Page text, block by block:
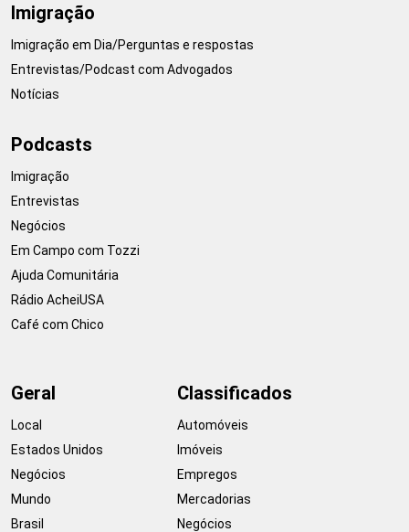
Imigração
Imigração em Dia/Perguntas e respostas
Entrevistas/Podcast com Advogados
Notícias
Podcasts
Imigração
Entrevistas
Negócios
Em Campo com Tozzi
Ajuda Comunitária
Rádio AcheiUSA
Café com Chico
Geral
Local
Estados Unidos
Negócios
Mundo
Brasil
Classificados
Automóveis
Imóveis
Empregos
Mercadorias
Negócios